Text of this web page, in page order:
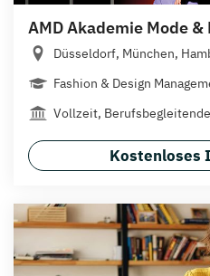
AMD Akademie Mode &
Düsseldorf, München,
Fashion & Design
Vollzeit,
Kostenloses